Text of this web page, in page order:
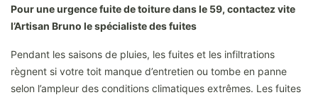
Pour une urgence fuite de toiture dans le 59, contactez vite
l’Artisan Bruno le spécialiste des fuites
Pendant les saisons de pluies, les fuites et les infiltrations
règnent si votre toit manque d’entretien ou tombe en panne
selon l’ampleur des conditions climatiques extrêmes. Les fuites